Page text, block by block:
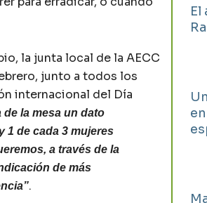
la junta local de la AECC
junto a todos los
internacional del Día
la mesa un dato
1 de cada 3 mujeres
a través de la
de más
.
El